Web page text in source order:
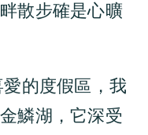
散步確是心曠
的度假區，我
鱗湖，它深受